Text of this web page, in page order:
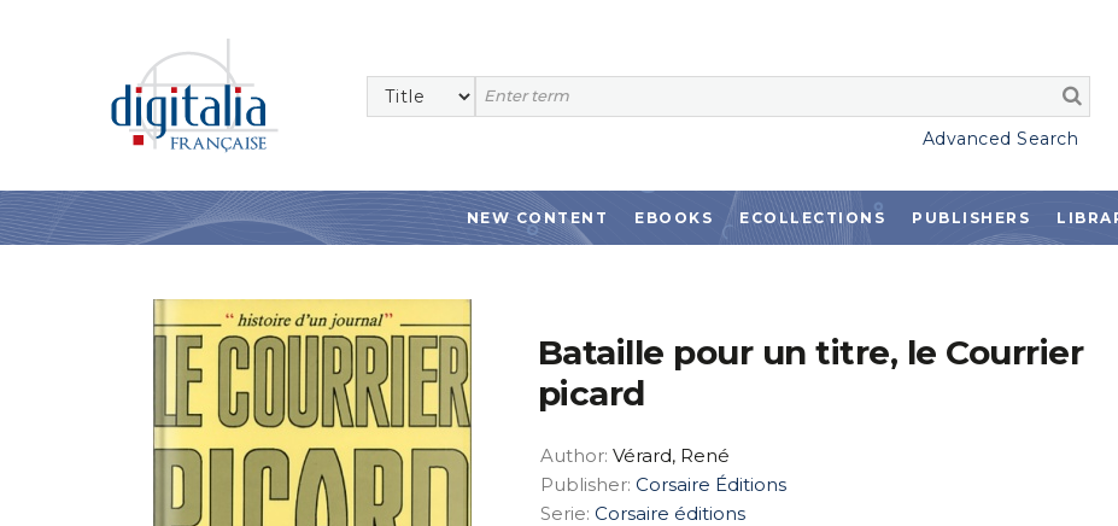
Advanced Search
NEW CONTENT EBOOKS ECOLLECTIONS PUBLISHERS
Bataille pour un titre, le Courrier
picard
Author: Vérard, René
Publisher: Corsaire Éditions
Serie: Corsaire éditions